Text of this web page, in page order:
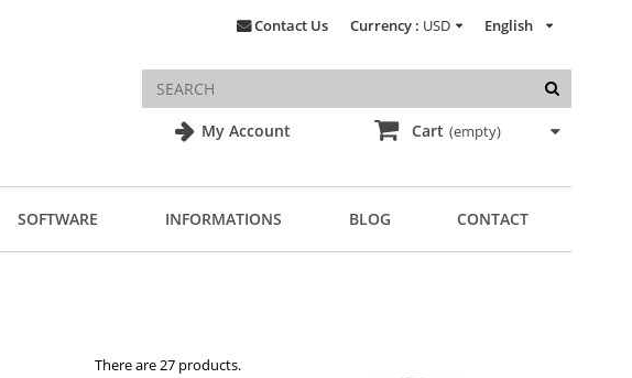
My Account
English
Currency : USD
Contact Us
Cart (empty)
SOFTWARE INFORMATIONS BLOG CONTACT
There are 27 products.